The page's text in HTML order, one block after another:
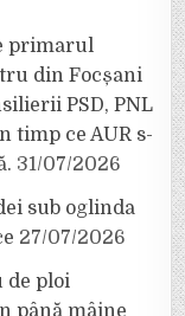
primarul
din Focșani
PSD, PNL
timp ce AUR s-
31/07/2026
sub oglinda
27/07/2026
de ploi
până mâine